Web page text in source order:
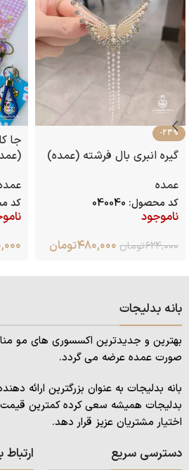
-23%
گیره انبری بال فرشته (عمده)
عمده
کد محصول: 040040
ناموجود
۶۲۴,۰۰۰تومان ۴۸۰,۰۰۰تومان
جا
کد
بانه بدلیجات
بهترین و جدیدترین اکسسوری های مو
صورت عمده عرضه می گردد.
بانه بدلیجات به عنوان بزرگترین ارائه
بدلیجات همیشه سعی کرده کمترین قیمت
اختیار مشتریان عزیز قرار دهد.
دسترسی سریع ارتباط